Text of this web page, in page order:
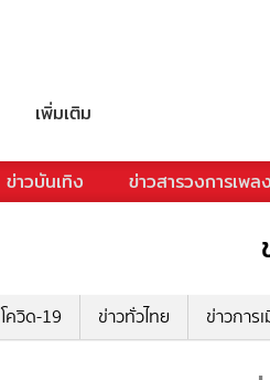
เพิ่มเติม
ข่าวบันเทิง ข่าวสารวงการเพลง
โควิด-19 ข่าวทั่วไทย ข่าวการ